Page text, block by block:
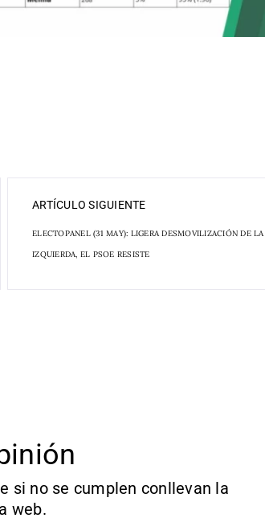
ARTÍCULO SIGUIENTE
ELECTOPANEL (31 MAY): LIGERA DESMOVILIZACIÓN DE LA
IZQUIERDA, EL PSOE RESISTE
si no se cumplen conllevan la
web.